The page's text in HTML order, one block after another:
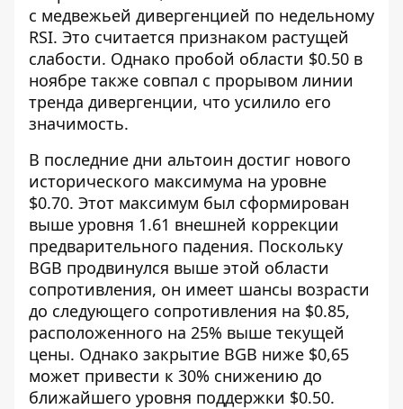
с медвежьей дивергенцией по недельному
RSI. Это считается признаком растущей
слабости. Однако пробой области $0.50 в
ноябре также совпал с прорывом линии
тренда дивергенции, что усилило его
значимость.
В последние дни альтоин достиг нового
исторического максимума на уровне
$0.70. Этот максимум был сформирован
выше уровня 1.61 внешней коррекции
предварительного падения. Поскольку
BGB продвинулся выше этой области
сопротивления, он имеет шансы возрасти
до следующего сопротивления на $0.85,
расположенного на 25% выше текущей
цены. Однако закрытие BGB ниже $0,65
может привести к 30% снижению до
ближайшего уровня поддержки $0.50.